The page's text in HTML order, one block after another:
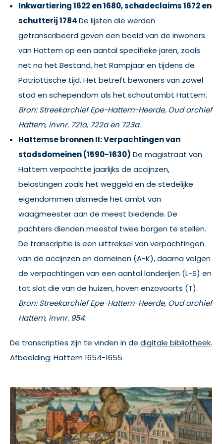
Inkwartiering 1622 en 1680, schadeclaims 1672 en
schutterij 1784De lijsten die werden
getranscribeerd geven een beeld van de inwoners
van Hattem op een aantal specifieke jaren, zoals
net na het Bestand, het Rampjaar en tijdens de
Patriottische tijd. Het betreft bewoners van zowel
stad en schependom als het schoutambt Hattem.
Bron: Streekarchief Epe-Hattem-Heerde, Oud archief
Hattem, invnr. 721a, 722a en 723a.
Hattemse bronnen II: Verpachtingen van
stadsdomeinen (1590-1630) De magistraat van
Hattem verpachtte jaarlijks de accijnzen,
belastingen zoals het weggeld en de stedelijke
eigendommen alsmede het ambt van
waagmeester aan de meest biedende. De
pachters dienden meestal twee borgen te stellen.
De transcriptie is een uittreksel van verpachtingen
van de accijnzen en domeinen (A-K), daarna volgen
de verpachtingen van een aantal landerijen (L-S) en
tot slot die van de huizen, hoven enzovoorts (T).
Bron: Streekarchief Epe-Hattem-Heerde, Oud archief
Hattem, invnr. 954.
De transcripties zijn te vinden in de digitale bibliotheek.
Afbeelding: Hattem 1654-1655